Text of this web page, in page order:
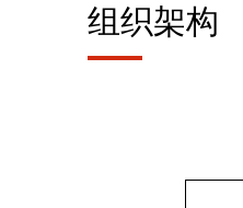
组织架构